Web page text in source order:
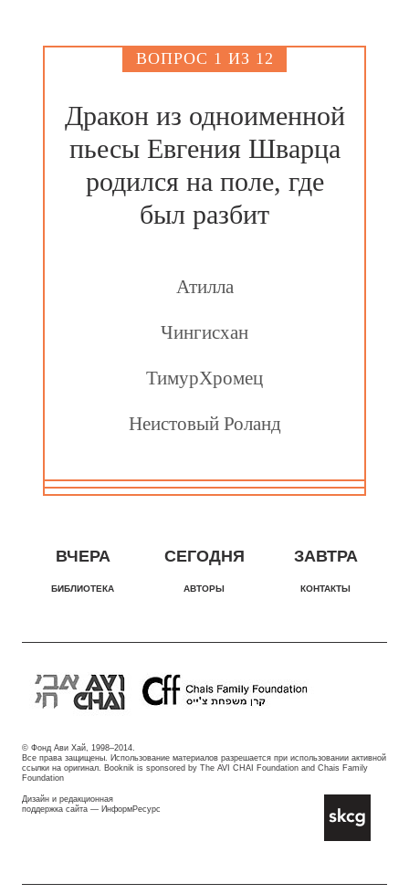
ВОПРОС 1 ИЗ 12
Дракон из одноименной
пьесы Евгения Шварца
родился на поле, где
был разбит
Атилла
Чингисхан
ТимурХромец
Неистовый Роланд
ВЧЕРА СЕГОДНЯ ЗАВТРА
БИБЛИОТЕКА АВТОРЫ КОНТАКТЫ
© Фонд Ави Хай, 1998–2014.
Все права защищены. Использование материалов разрешается при использовании активной
ссылки на оригинал. Booknik is sponsored by The AVI CHAI Foundation and Chais Family
Foundation
Дизайн и редакционная
поддержка сайта — ИнформРесурс